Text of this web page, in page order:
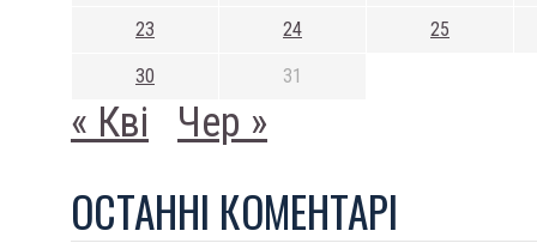
23 24 25
30 31
« Кві Чер »
ОСТАННI КОМЕНТАРI